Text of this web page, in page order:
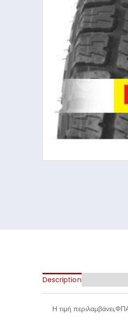
Description
Η τιμή